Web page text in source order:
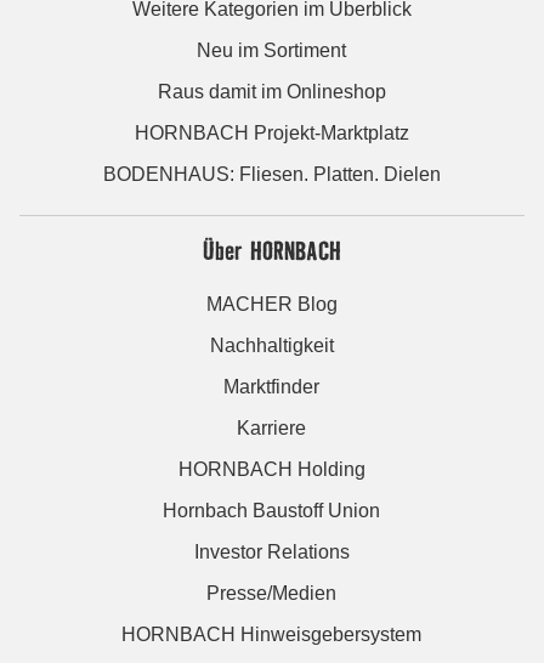
Weitere Kategorien im Überblick
Neu im Sortiment
Raus damit im Onlineshop
HORNBACH Projekt-Marktplatz
BODENHAUS: Fliesen. Platten. Dielen
Über HORNBACH
MACHER Blog
Nachhaltigkeit
Marktfinder
Karriere
HORNBACH Holding
Hornbach Baustoff Union
Investor Relations
Presse/Medien
HORNBACH Hinweisgebersystem